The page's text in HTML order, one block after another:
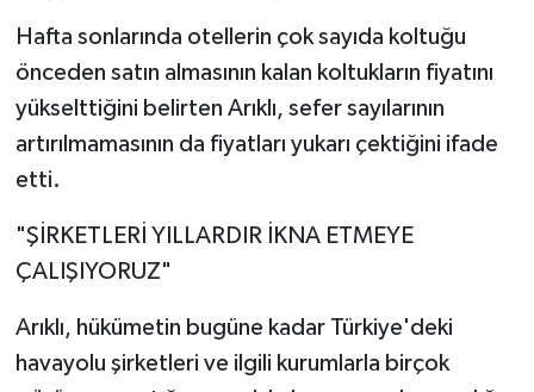
Hafta sonlarında otellerin çok sayıda koltuğu
önceden satın almasının kalan koltukların fiyatını
yükselttiğini belirten Arıklı, sefer sayılarının
artırılmamasının da fiyatları yukarı çektiğini ifade
etti.
"ŞİRKETLERİ YILLARDIR İKNA ETMEYE
ÇALIŞIYORUZ"
Arıklı, hükümetin bugüne kadar Türkiye'deki
havayolu şirketleri ve ilgili kurumlarla birçok